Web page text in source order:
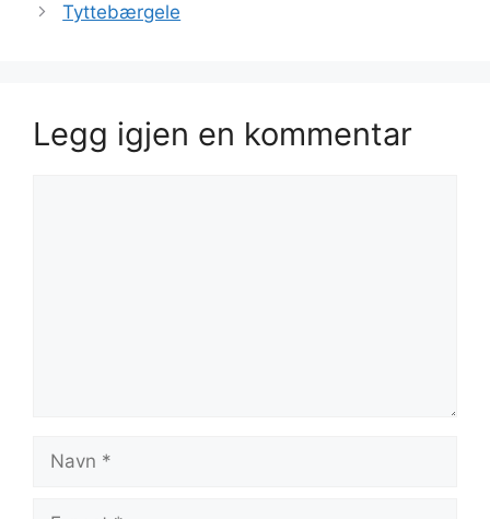
Tyttebærgele
Legg igjen en kommentar
Navn